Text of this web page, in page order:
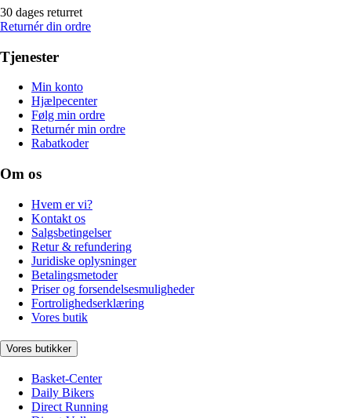
30 dages returret
Returnér din ordre
Tjenester
Min konto
Hjælpecenter
Følg min ordre
Returnér min ordre
Rabatkoder
Om os
Hvem er vi?
Kontakt os
Salgsbetingelser
Retur & refundering
Juridiske oplysninger
Betalingsmetoder
Priser og forsendelsesmuligheder
Fortrolighedserklæring
Vores butik
Vores butikker
Basket-Center
Daily Bikers
Direct Running